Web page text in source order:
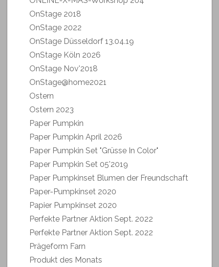
OnStage 2018
OnStage 2022
OnStage Düsseldorf 13.04.19
OnStage Köln 2026
OnStage Nov'2018
OnStage@home2021
Ostern
Ostern 2023
Paper Pumpkin
Paper Pumpkin April 2026
Paper Pumpkin Set "Grüsse In Color"
Paper Pumpkin Set 05'2019
Paper Pumpkinset Blumen der Freundschaft
Paper-Pumpkinset 2020
Papier Pumpkinset 2020
Perfekte Partner Aktion Sept. 2022
Perfekte Partner Aktion Sept. 2022
Prägeform Farn
Produkt des Monats